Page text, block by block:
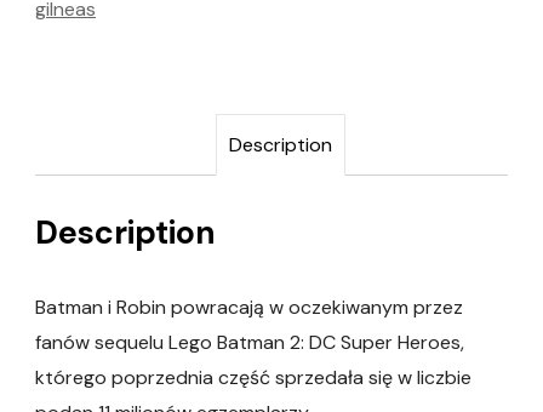
gilneas
Description
Description
Batman i Robin powracają w oczekiwanym przez
fanów sequelu Lego Batman 2: DC Super Heroes,
którego poprzednia część sprzedała się w liczbie